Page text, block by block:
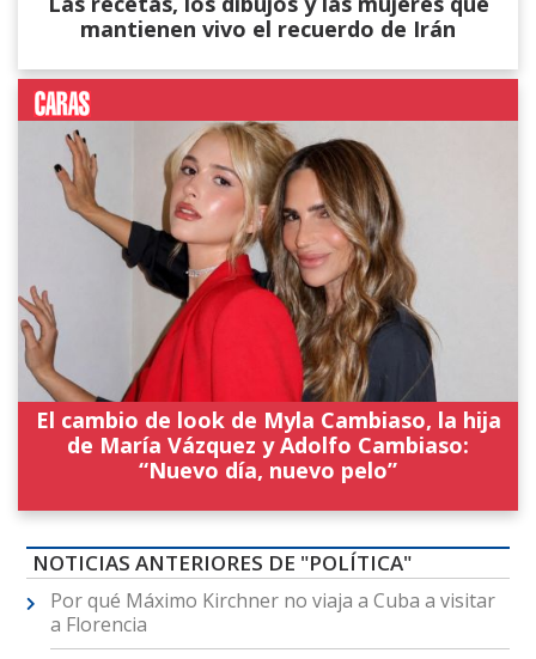
mantienen vivo el recuerdo de Irán
El cambio de look de Myla Cambiaso, la hija
de María Vázquez y Adolfo Cambiaso:
“Nuevo día, nuevo pelo”
NOTICIAS ANTERIORES DE "POLÍTICA"
Por qué Máximo Kirchner no viaja a Cuba a visitar
a Florencia